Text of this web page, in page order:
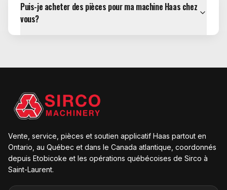
Puis-je acheter des pièces pour ma machine Haas chez
vous?
Vente, service, pièces et soutien applicatif Haas partout en
Ontario, au Québec et dans le Canada atlantique, coordonnés
depuis Etobicoke et les opérations québécoises de Sirco à
Saint-Laurent.